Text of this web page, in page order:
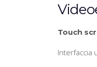
Touch
Interfaccia